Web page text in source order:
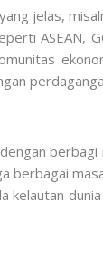
jelas,
ASEAN,
berbagai
kelautan